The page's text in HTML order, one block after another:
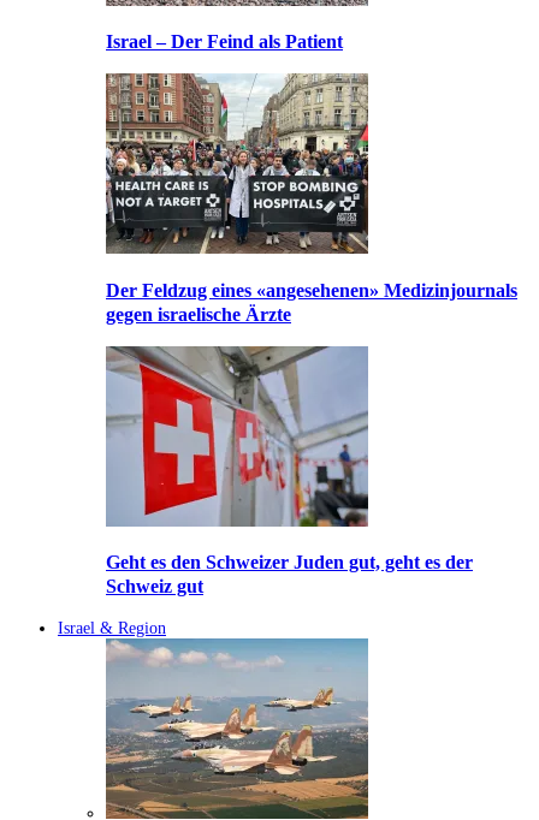
Israel – Der Feind als Patient
Der Feldzug eines «angesehenen» Medizinjournals
gegen israelische Ärzte
Geht es den Schweizer Juden gut, geht es der
Schweiz gut
Israel & Region